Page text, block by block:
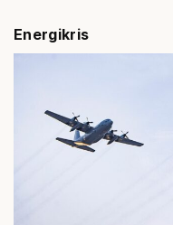
Energikris